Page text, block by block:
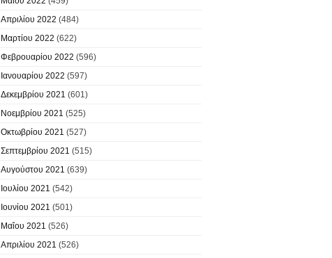
Απριλίου 2022 (484)
Μαρτίου 2022 (622)
Φεβρουαρίου 2022 (596)
Ιανουαρίου 2022 (597)
Δεκεμβρίου 2021 (601)
Νοεμβρίου 2021 (525)
Οκτωβρίου 2021 (527)
Σεπτεμβρίου 2021 (515)
Αυγούστου 2021 (639)
Ιουλίου 2021 (542)
Ιουνίου 2021 (501)
Μαΐου 2021 (526)
Απριλίου 2021 (526)